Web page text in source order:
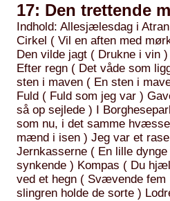
17: Den trettende
Indhold: Allesjælesdag i
Cirkel ( Vil en aften med
Den vilde jagt ( Drukne i vin
Efter regn ( Det våde som
sten i maven ( En sten i
Fuld ( Fuld som jeg var )
så op sejlede ) I
som nu, i det samme
mænd i isen ) Jeg var et
Jernkasserne ( En lille
synkende ) Kompas ( Du
ved et hegn ( Svævende fem
slingren holde de sorte )